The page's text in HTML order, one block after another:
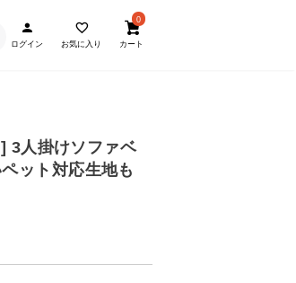
ログイン お気に入り
0
カート
3人掛けソファベ
ット対応生地も